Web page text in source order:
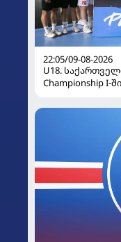
22:05/09-08-2026
U18.
Championship I-